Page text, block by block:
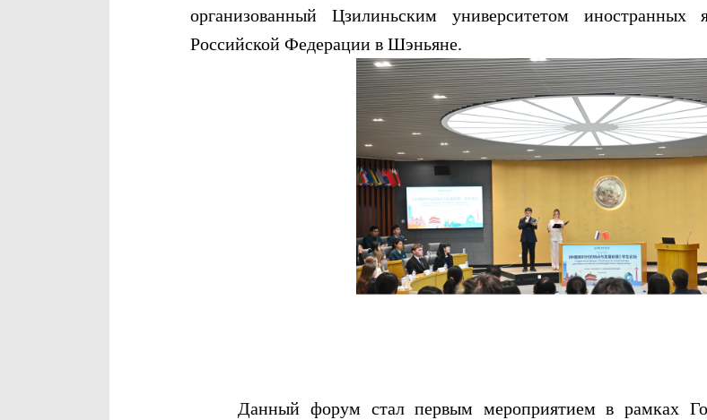
организованный Цзилиньским университетом иностранных
Российской Федерации в Шэньяне.
Данный форум стал первым мероприятием в рамках Года